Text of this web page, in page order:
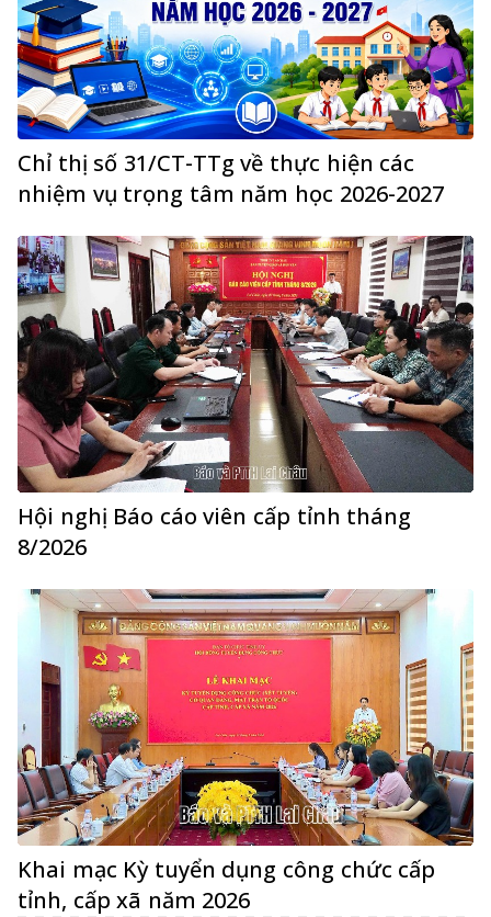
Chỉ thị số 31/CT-TTg về thực hiện các
nhiệm vụ trọng tâm năm học 2026-2027
Hội nghị Báo cáo viên cấp tỉnh tháng
8/2026
Khai mạc Kỳ tuyển dụng công chức cấp
tỉnh, cấp xã năm 2026